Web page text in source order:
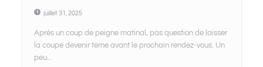
juillet 31, 2025
Après un coup de peigne matinal, pas question de laisser
la coupe devenir terne avant le prochain rendez-vous. Un
peu...